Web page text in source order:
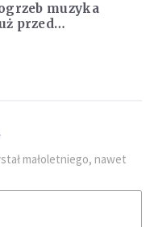
muzyka
przed
Powodem była
małoletniego, nawet